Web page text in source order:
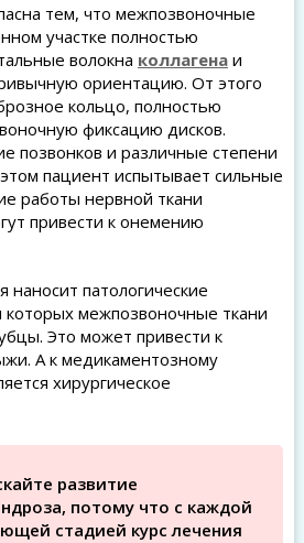
тем, что межпозвоночные
участке полностью
волокна коллагенаи
ориентацию. От этого
кольцо, полностью
фиксацию дисков.
позвонков и различные степени
пациент испытывает сильные
работы нервной ткани
привести к онемению
наносит патологические
которых межпозвоночные ткани
Это может привести к
А к медикаментозному
хирургическое
развитие
потому что с каждой
стадией курс лечения